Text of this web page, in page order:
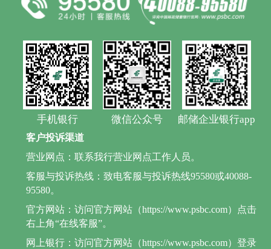
手机银行 微信公众号 邮储企业银行app
客户投诉渠道
营业网点：联系我行营业网点工作人员。
客服与投诉热线：致电客服与投诉热线95580或40088-
95580。
官方网站：访问官方网站（https://www.psbc.com）点击
右上角“在线客服”。
网上银行：访问官方网站（https://www.psbc.com）登录